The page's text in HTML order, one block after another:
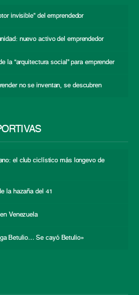
invisible” del emprendedor
nuevo activo del emprendedor
la “arquitectura social” para emprender
no se inventan, se descubren
el club ciclístico más longevo de
la hazaña del 41
Venezuela
Betulio… Se cayó Betulio»